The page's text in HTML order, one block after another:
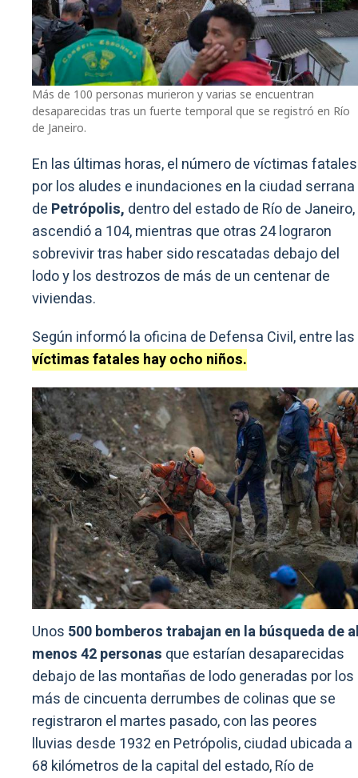
Más de 100 personas murieron y varias se encuentran
desaparecidas tras un fuerte temporal que se registró en Río
de Janeiro.
En las últimas horas, el número de víctimas fatales
por los aludes e inundaciones en la ciudad serrana
de Petrópolis, dentro del estado de Río de Janeiro,
ascendió a 104, mientras que otras 24 lograron
sobrevivir tras haber sido rescatadas debajo del
lodo y los destrozos de más de un centenar de
viviendas.
Según informó la oficina de Defensa Civil, entre las
víctimas fatales hay ocho niños.
Unos 500 bomberos trabajan en la búsqueda de
menos 42 personas que estarían desaparecidas
debajo de las montañas de lodo generadas por los
más de cincuenta derrumbes de colinas que se
registraron el martes pasado, con las peores
lluvias desde 1932 en Petrópolis, ciudad ubicada a
68 kilómetros de la capital del estado, Río de